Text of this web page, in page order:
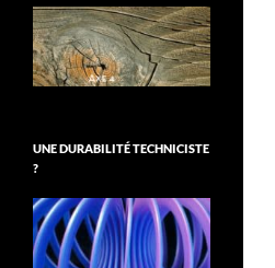
UNE DURABILITÉ TECHNICISTE
?